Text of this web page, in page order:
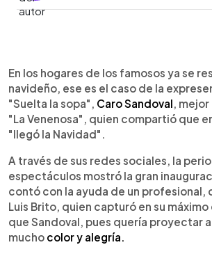
► Escuchar artículo
En los hogares de los famosos ya se
navideño, ese es el caso de la
"Suelta la sopa", Caro Sandoval ,
"La Venenosa", quien compartió que
"llegó la Navidad".
A través de sus redes sociales, la
espectáculos mostró la gran
contó con la ayuda de un
Luis Brito, quien capturó en su
que Sandoval, pues quería proyectar
mucho color y alegría.